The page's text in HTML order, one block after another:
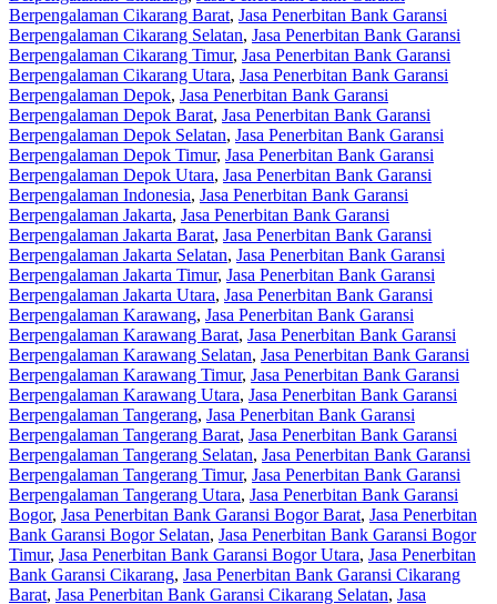
Berpengalaman Cikarang Barat, Jasa Penerbitan Bank Garansi
Berpengalaman Cikarang Selatan, Jasa Penerbitan Bank Garansi
Berpengalaman Cikarang Timur, Jasa Penerbitan Bank Garansi
Berpengalaman Cikarang Utara, Jasa Penerbitan Bank Garansi
Berpengalaman Depok, Jasa Penerbitan Bank Garansi
Berpengalaman Depok Barat, Jasa Penerbitan Bank Garansi
Berpengalaman Depok Selatan, Jasa Penerbitan Bank Garansi
Berpengalaman Depok Timur, Jasa Penerbitan Bank Garansi
Berpengalaman Depok Utara, Jasa Penerbitan Bank Garansi
Berpengalaman Indonesia, Jasa Penerbitan Bank Garansi
Berpengalaman Jakarta, Jasa Penerbitan Bank Garansi
Berpengalaman Jakarta Barat, Jasa Penerbitan Bank Garansi
Berpengalaman Jakarta Selatan, Jasa Penerbitan Bank Garansi
Berpengalaman Jakarta Timur, Jasa Penerbitan Bank Garansi
Berpengalaman Jakarta Utara, Jasa Penerbitan Bank Garansi
Berpengalaman Karawang, Jasa Penerbitan Bank Garansi
Berpengalaman Karawang Barat, Jasa Penerbitan Bank Garansi
Berpengalaman Karawang Selatan, Jasa Penerbitan Bank Garansi
Berpengalaman Karawang Timur, Jasa Penerbitan Bank Garansi
Berpengalaman Karawang Utara, Jasa Penerbitan Bank Garansi
Berpengalaman Tangerang, Jasa Penerbitan Bank Garansi
Berpengalaman Tangerang Barat, Jasa Penerbitan Bank Garansi
Berpengalaman Tangerang Selatan, Jasa Penerbitan Bank Garansi
Berpengalaman Tangerang Timur, Jasa Penerbitan Bank Garansi
Berpengalaman Tangerang Utara, Jasa Penerbitan Bank Garansi
Bogor, Jasa Penerbitan Bank Garansi Bogor Barat, Jasa Penerbitan
Bank Garansi Bogor Selatan, Jasa Penerbitan Bank Garansi Bogor
Timur, Jasa Penerbitan Bank Garansi Bogor Utara, Jasa Penerbitan
Bank Garansi Cikarang, Jasa Penerbitan Bank Garansi Cikarang
Barat, Jasa Penerbitan Bank Garansi Cikarang Selatan, Jasa